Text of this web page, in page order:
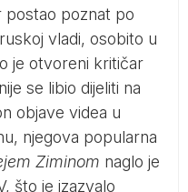
postao poznat po
vladi, osobito u
je otvoreni kritičar
se libio dijeliti na
objave videa u
njegova popularna
Ziminom naglo je
što je izazvalo